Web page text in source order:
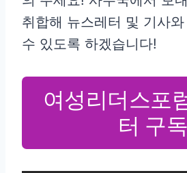
취합해 뉴스레터 및 기사
수 있도록 하겠습니다!
여성리더스포
터 구독